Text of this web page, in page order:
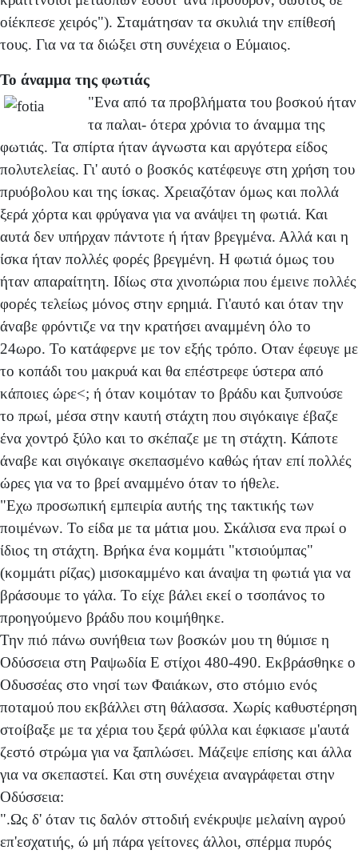
οίέκπεσε χειρός"). Σταμάτησαν τα σκυλιά την επίθεσή
τους. Για να τα διώξει στη συνέχεια ο Εύμαιος.
Το άναμμα της φωτιάς
"Ενα από τα προβλήματα του βοσκού ήταν
τα παλαι- ότερα χρόνια το άναμμα της
φωτιάς. Τα σπίρτα ήταν άγνωστα και αργότερα είδος
πολυτελείας. Γι' αυτό ο βοσκός κατέφευγε στη χρήση του
πρυόβολου και της ίσκας. Χρειαζόταν όμως και πολλά
ξερά χόρτα και φρύγανα για να ανάψει τη φωτιά. Και
αυτά δεν υπήρχαν πάντοτε ή ήταν βρεγμένα. Αλλά και η
ίσκα ήταν πολλές φορές βρεγμένη. Η φωτιά όμως του
ήταν απαραίτητη. Ιδίως στα χινοπώρια που έμεινε πολλές
φορές τελείως μόνος στην ερημιά. Γι'αυτό και όταν την
άναβε φρόντιζε να την κρατήσει αναμμένη όλο το
24ωρο. Το κατάφερνε με τον εξής τρόπο. Οταν έφευγε με
το κοπάδι του μακρυά και θα επέστρεφε ύστερα από
κάποιες ώρε<; ή όταν κοιμόταν το βράδυ και ξυπνούσε
το πρωί, μέσα στην καυτή στάχτη που σιγόκαιγε έβαζε
ένα χοντρό ξύλο και το σκέπαζε με τη στάχτη. Κάποτε
άναβε και σιγόκαιγε σκεπασμένο καθώς ήταν επί πολλές
ώρες για να το βρεί αναμμένο όταν το ήθελε.
"Εχω προσωπική εμπειρία αυτής της τακτικής των
ποιμένων. Το είδα με τα μάτια μου. Σκάλισα ενα πρωί ο
ίδιος τη στάχτη. Βρήκα ένα κομμάτι "κτσιούμπας"
(κομμάτι ρίζας) μισοκαμμένο και άναψα τη φωτιά για να
βράσουμε το γάλα. Το είχε βάλει εκεί ο τσοπάνος το
προηγούμενο βράδυ που κοιμήθηκε.
Την πιό πάνω συνήθεια των βοσκών μου τη θύμισε η
Οδύσσεια στη Ραψωδία Ε στίχοι 480-490. Εκβράσθηκε ο
Οδυσσέας στο νησί των Φαιάκων, στο στόμιο ενός
ποταμού που εκβάλλει στη θάλασσα. Χωρίς καθυστέρηση
στοίβαξε με τα χέρια του ξερά φύλλα και έφκιασε μ'αυτά
ζεστό στρώμα για να ξαπλώσει. Μάζεψε επίσης και άλλα
για να σκεπαστεί. Και στη συνέχεια αναγράφεται στην
Οδύσσεια:
".Ως δ' όταν τις δαλόν σττοδιή ενέκρυψε μελαίνη αγρού
επ'εσχατιής, ώ μή πάρα γείτονες άλλοι, σπέρμα πυρός